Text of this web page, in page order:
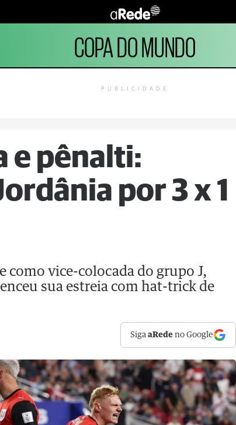
COPA DO MUNDO
PUBLICIDADE
e pênalti:
por 3 x 1
como vice-colocada do grupo J,
sua estreia com hat-trick de
SigaaRede no Google